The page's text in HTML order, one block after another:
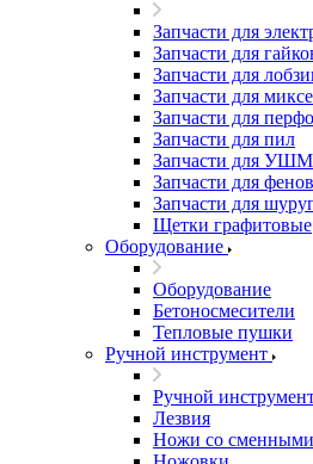
Запчасти для
Запчасти для
Запчасти для
Запчасти для
Запчасти для
Запчасти для пил
Запчасти для УШМ
Запчасти для
Запчасти для
Щетки графитовые
Оборудование
Оборудование
Бетоносмесители
Тепловые пушки
Ручной инструмент
Ручной
Лезвия
Ножи со сменными